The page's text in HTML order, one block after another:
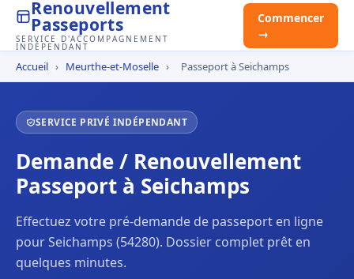
Renouvellement
Passeports
SERVICE D'ACCOMPAGNEMENT
INDÉPENDANT
Commencer
→
Accueil › Meurthe-et-Moselle › Passeport à Seichamps
SERVICE PRIVÉ INDÉPENDANT
Demande / Renouvellement
Passeport à Seichamps
Effectuez votre pré-demande de passeport en ligne
pour Seichamps (54280). Dossier complet prêt en
quelques minutes.